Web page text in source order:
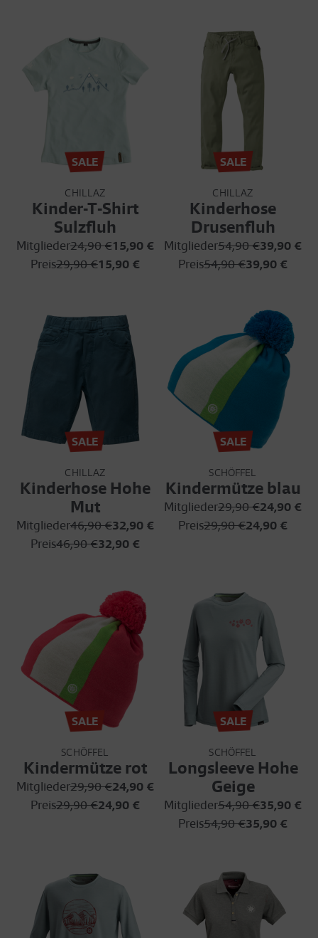
SALE
CHILLAZ
Kinder-T-Shirt
Sulzfluh
Mitglieder24,90 €15,90 €
Preis29,90 €15,90 €
SALE
CHILLAZ
Kinderhose
Drusenfluh
Mitglieder54,90 €39,90 €
Preis54,90 €39,90 €
SALE
CHILLAZ
Kinderhose Hohe
Mut
Mitglieder46,90 €32,90 €
Preis46,90 €32,90 €
SALE
SCHÖFFEL
Kindermütze blau
Mitglieder29,90 €24,90 €
Preis29,90 €24,90 €
SALE
SCHÖFFEL
Kindermütze rot
Mitglieder29,90 €24,90 €
Preis29,90 €24,90 €
SALE
SCHÖFFEL
Longsleeve Hohe
Geige
Mitglieder54,90 €35,90 €
Preis54,90 €35,90 €